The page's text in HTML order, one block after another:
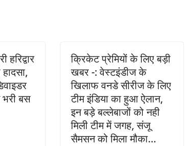
हरिद्वार
बस
क्रिकेट प्रेमियों के लिए बड़ी
खबर -: वेस्टइंडीज के
खिलाफ वनडे सीरीज के लिए
टीम इंडिया का हुआ ऐलान,
इन बड़े बल्लेबाजों को नही
मिली टीम में जगह, संजू
सैमसन को मिला मौका…